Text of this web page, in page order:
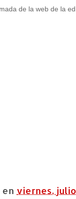
de la web de la
en viernes, julio